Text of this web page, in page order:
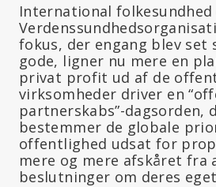
International
fokus, der engang blev
gode, ligner nu mere en
privat profit ud af de
virksomheder driver en
partnerskabs”-dagsorden,
bestemmer de globale
offentlighed udsat for
mere og mere afskåret
beslutninger om deres